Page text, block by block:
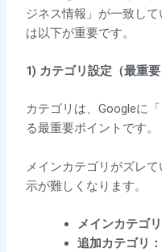
ジネス情報」が一致し
は以下が重要です。
1) カテゴリ設定（最重要
カテゴリは、Googleに
る最重要ポイントです。
メインカテゴリがズレ
示が難しくなります。
メインカテゴ
追加カテゴリ